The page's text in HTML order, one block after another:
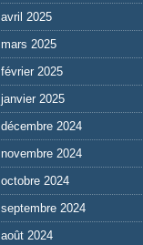
avril 2025
mars 2025
février 2025
janvier 2025
décembre 2024
novembre 2024
octobre 2024
septembre 2024
août 2024